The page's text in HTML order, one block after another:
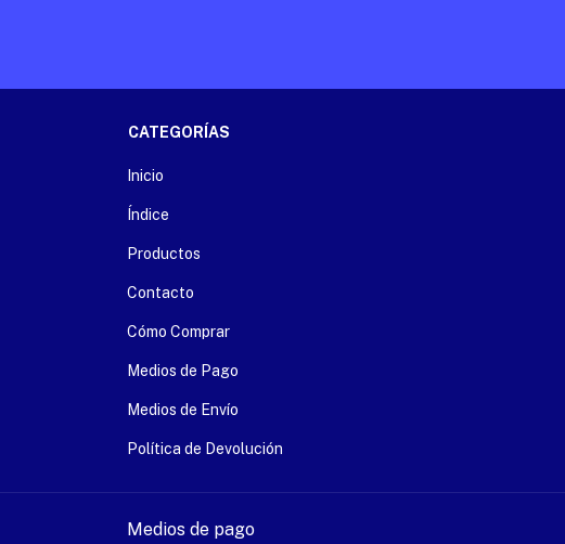
CATEGORÍAS
Inicio
Índice
Productos
Contacto
Cómo Comprar
Medios de Pago
Medios de Envío
Política de Devolución
Medios de pago